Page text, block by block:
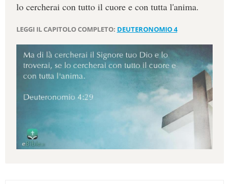
lo cercherai con tutto il cuore e con tutta l'anima.
LEGGI IL CAPITOLO COMPLETO: DEUTERONOMIO 4